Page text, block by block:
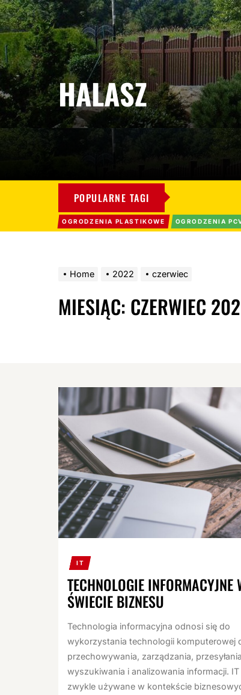
HALASZ
POPULARNE TAGI
OGRODZENIA PLASTIKOWE OGRODZENIA
Home 2022 czerwiec
MIESIĄC: CZERWIEC
IT
TECHNOLOGIE INFORMACYJNE
ŚWIECIE BIZNESU
Technologia informacyjna odnosi się do
wykorzystania technologii komputerowej
przechowywania, zarządzania,
wyszukiwania i analizowania informacji. IT
zwykle używane w kontekście